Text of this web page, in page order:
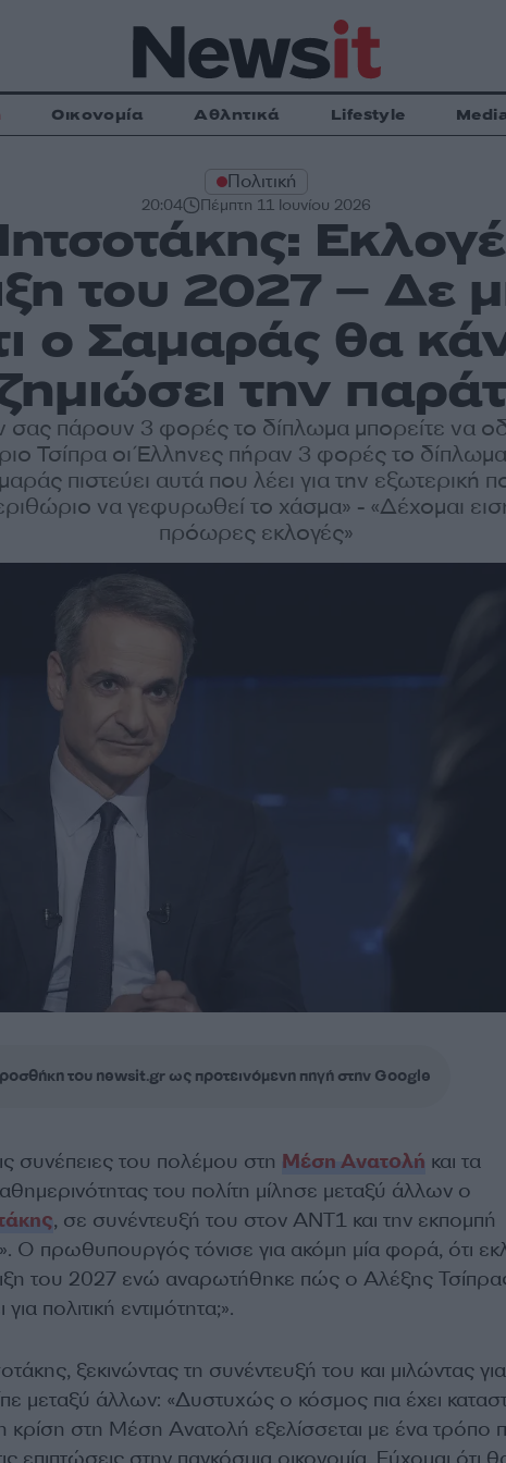
Οικονομία Αθλητικά Lifestyle
Πολιτική
20:04 Πέμπτη 11 Ιουνίου 2026
του 2027 – Δε
ο Σαμαράς θα
την
σας πάρουν 3 φορές το δίπλωμα μπορείτε να
Τσίπρα οι Έλληνες πήραν 3 φορές το
πιστεύει αυτά που λέει για την εξωτερική
να γεφυρωθεί το χάσμα» - «Δέχομαι
πρόωρες εκλογές»
του newsit.gr ως προτεινόμενη πηγή στην Google
συνέπειες του πολέμου στη Μέση Ανατολή και τα
του πολίτη μίλησε μεταξύ άλλων ο
, σε συνέντευξή του στον ΑΝΤ1 και την εκπομπή
Ο πρωθυπουργός τόνισε για ακόμη μία φορά, ότι
του 2027 ενώ αναρωτήθηκε πώς ο Αλέξης
πολιτική εντιμότητα;».
ξεκινώντας τη συνέντευξή του και μιλώντας
μεταξύ άλλων: «Δυστυχώς ο κόσμος πια έχει
κρίση στη Μέση Ανατολή εξελίσσεται με ένα τρόπο